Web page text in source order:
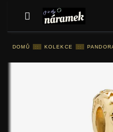
DOMŮ :: KOLEKCE ::